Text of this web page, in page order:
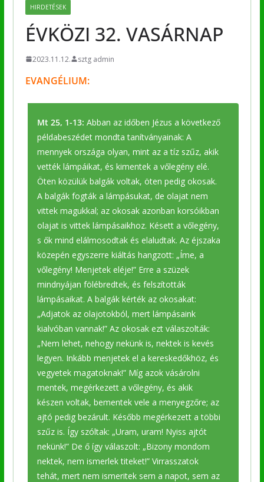
HIRDETÉSEK
ÉVKÖZI 32. VASÁRNAP
2023.11.12. sztg admin
EVANGÉLIUM:
Mt 25, 1-13: Abban az időben Jézus a következő
példabeszédet mondta tanítványainak: A
mennyek országa olyan, mint az a tíz szűz, akik
vették lámpáikat, és kimentek a vőlegény elé.
Öten közülük balgák voltak, öten pedig okosak.
A balgák fogták a lámpásukat, de olajat nem
vittek magukkal; az okosak azonban korsóikban
olajat is vittek lámpásaikhoz. Késett a vőlegény,
s ők mind elálmosodtak és elaludtak. Az éjszaka
közepén egyszerre kiáltás hangzott: „Íme, a
vőlegény! Menjetek eléje!” Erre a szüzek
mindnyájan fölébredtek, és felszították
lámpásaikat. A balgák kérték az okosakat:
„Adjatok az olajotokból, mert lámpásaink
kialvóban vannak!” Az okosak ezt válaszolták:
„Nem lehet, nehogy nekünk is, nektek is kevés
legyen. Inkább menjetek el a kereskedőkhöz, és
vegyetek magatoknak!” Míg azok vásárolni
mentek, megérkezett a vőlegény, és akik
készen voltak, bementek vele a menyegzőre; az
ajtó pedig bezárult. Később megérkezett a többi
szűz is. Így szóltak: „Uram, uram! Nyiss ajtót
nekünk!” De ő így válaszolt: „Bizony mondom
nektek, nem ismerlek titeket!” Virrasszatok
tehát, mert nem ismeritek sem a napot, sem az